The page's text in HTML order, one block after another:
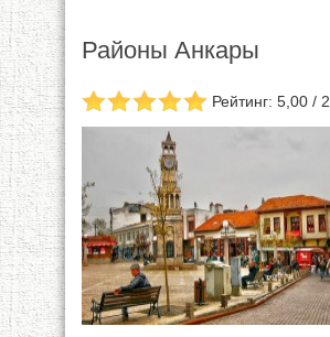
Районы Анкары
Рейтинг: 5,00 / 2